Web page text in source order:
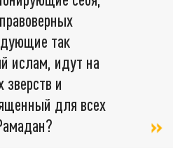
так
ислам, идут на
и
для всех